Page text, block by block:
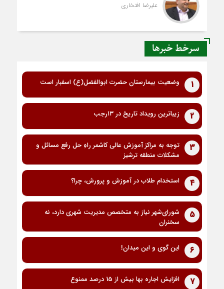
علیرضا افتخاری
سرخط خبرها
1 وضعیت بیمارستان حضرت ابوالفضل(ع) اسفبار است
2 زیباترین رویداد تاریخ در ۱۳رجب
3
توجه به مراکز آموزش عالی کاشمر راهِ حل رفع مسائل و
مشکلات منطقه ترشیز
4 استخدام طلاب در آموزش و پرورش، چرا؟
5
شورای‌شهر نیاز به متخصص مدیریت شهری دارد، نه
سخنران
6 این گوی و این میدان!
7 افزایش اجاره بها بیش از 15 درصد ممنوع